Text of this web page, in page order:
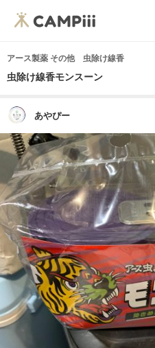
アース製薬 その他 虫除け線香
虫除け線香モンスーン
あやぴー